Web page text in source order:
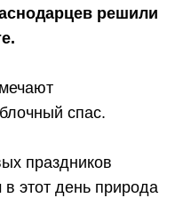
решили
спас.
праздников
этот день природа